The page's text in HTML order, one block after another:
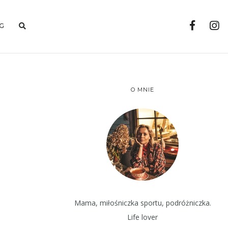
O MNIE
Mama, miłośniczka sportu, podróżniczka.
Life lover